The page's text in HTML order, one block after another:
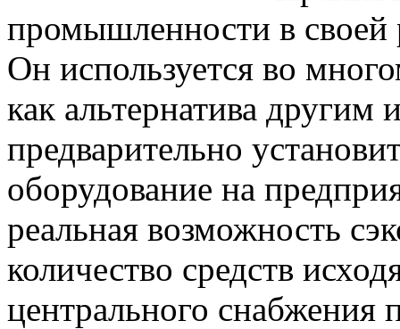
промышленности в своей
Он используется во
как альтернатива другим
предварительно
оборудование на
реальная возможность
количество средств
центрального снабжения